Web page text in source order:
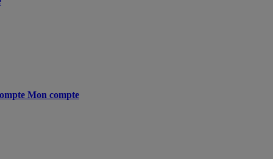
Mon compte